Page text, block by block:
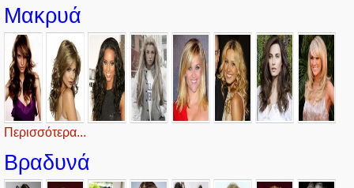
Μακρυά
Περισσότερα...
Βραδυνά